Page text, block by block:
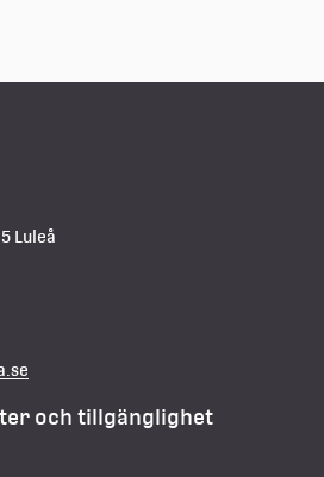
Luleå
och tillgänglighet